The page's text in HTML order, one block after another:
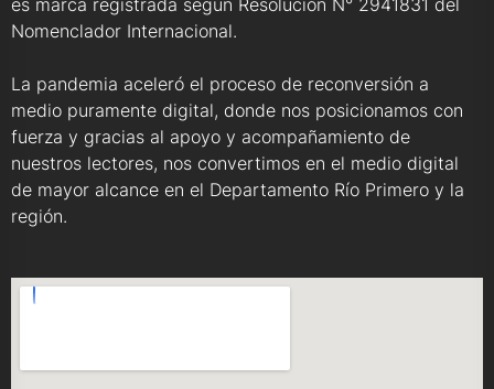
Nomenclador Internacional.
La pandemia aceleró el proceso de reconversión a
medio puramente digital, donde nos posicionamos con
fuerza y gracias al apoyo y acompañamiento de
nuestros lectores, nos convertimos en el medio digital
de mayor alcance en el Departamento Río Primero y la
región.